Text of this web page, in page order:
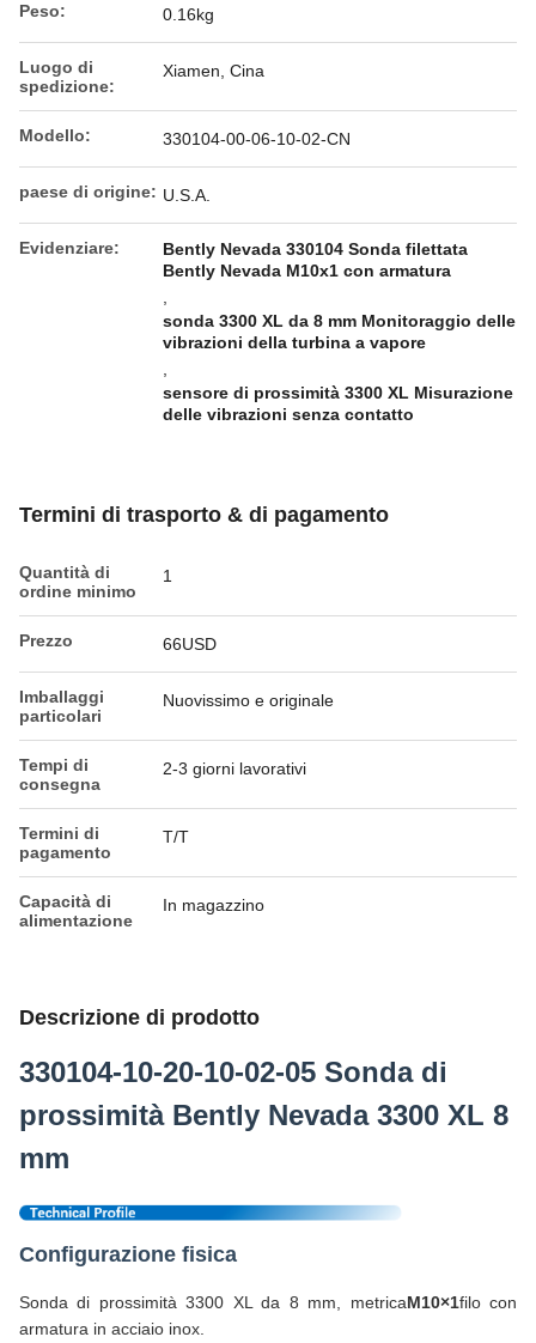
Peso: 0.16kg
Luogo di
spedizione:
Xiamen, Cina
Modello: 330104-00-06-10-02-CN
paese di origine: U.S.A.
Evidenziare:
Bently Nevada 330104 Sonda filettata
Bently Nevada M10x1 con armatura
sonda 3300 XL da 8 mm Monitoraggio delle
vibrazioni della turbina a vapore
sensore di prossimità 3300 XL Misurazione
delle vibrazioni senza contatto
Termini di trasporto & di pagamento
Quantità di
ordine minimo
1
Prezzo 66USD
Imballaggi
particolari
Nuovissimo e originale
Tempi di
consegna
2-3 giorni lavorativi
Termini di
pagamento
T/T
Capacità di
alimentazione
In magazzino
Descrizione di prodotto
330104-10-20-10-02-05 Sonda di
prossimità Bently Nevada 3300 XL 8
mm
Configurazione fisica
Sonda di prossimità 3300 XL da 8 mm, metricaM10×1filo con
armatura in acciaio inox.